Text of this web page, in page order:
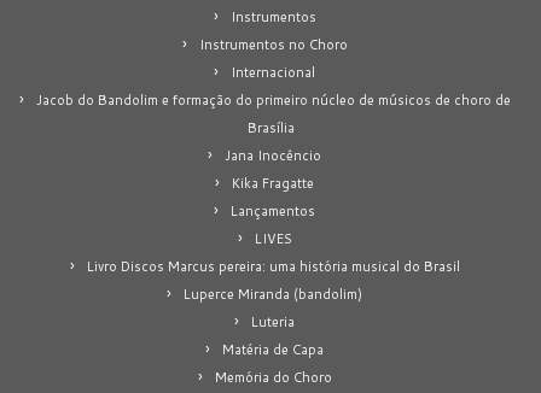
Instrumentos
Instrumentos no Choro
Internacional
Jacob do Bandolim e formação do primeiro núcleo de músicos de choro de
Brasília
Jana Inocêncio
Kika Fragatte
Lançamentos
LIVES
Livro Discos Marcus pereira: uma história musical do Brasil
Luperce Miranda (bandolim)
Luteria
Matéria de Capa
Memória do Choro